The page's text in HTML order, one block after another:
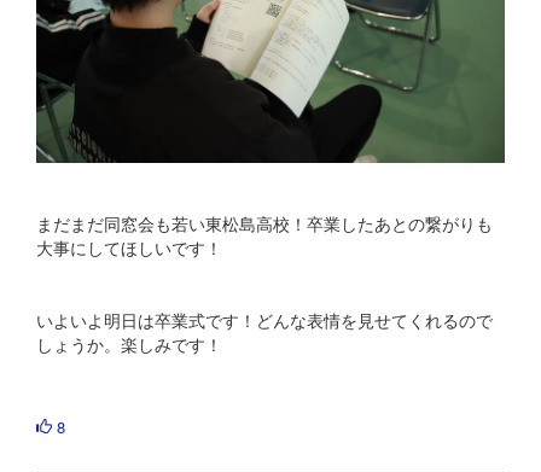
まだまだ同窓会も若い東松島高校！卒業したあとの繋がりも
大事にしてほしいです！
いよいよ明日は卒業式です！どんな表情を見せてくれるので
しょうか。楽しみです！
8